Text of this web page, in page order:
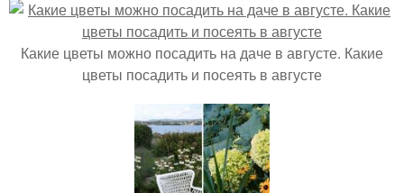
Какие цветы можно посадить на даче в августе. Какие
цветы посадить и посеять в августе